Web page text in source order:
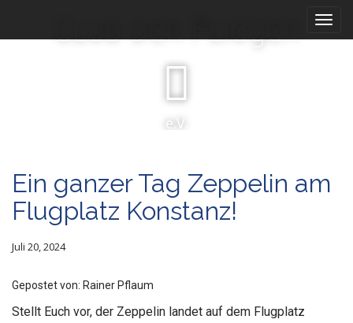
i
Club der Flieger
e.V.
Ein ganzer Tag Zeppelin am
Flugplatz Konstanz!
Juli 20, 2024
Rainer Pflaum
Stellt Euch vor, der Zeppelin landet auf dem Flugplatz